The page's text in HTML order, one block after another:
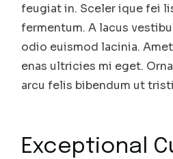
feugiat in. Sceler ique fei
fermentum. A lacus
odio euismod lacinia.
enas ultricies mi eget.
arcu felis bibendum ut
Exceptional